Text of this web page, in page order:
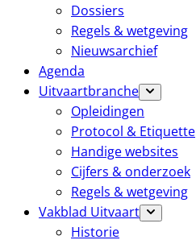
Dossiers
Regels & wetgeving
Nieuwsarchief
Agenda
Uitvaartbranche
Opleidingen
Protocol & Etiquette
Handige websites
Cijfers & onderzoek
Regels & wetgeving
Vakblad Uitvaart
Historie